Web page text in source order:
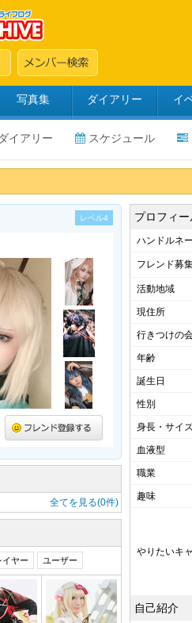
写真集 ダイアリー イ
ダイアリー スケジュール
レベル4
全てを見る(0件)
イヤー ユーザー
プロフィー
ハンドルネ
フレンド募
活動地域
現住所
行きつけの
年齢
誕生日
性別
身長・サイ
血液型
職業
趣味
やりたいキ
自己紹介